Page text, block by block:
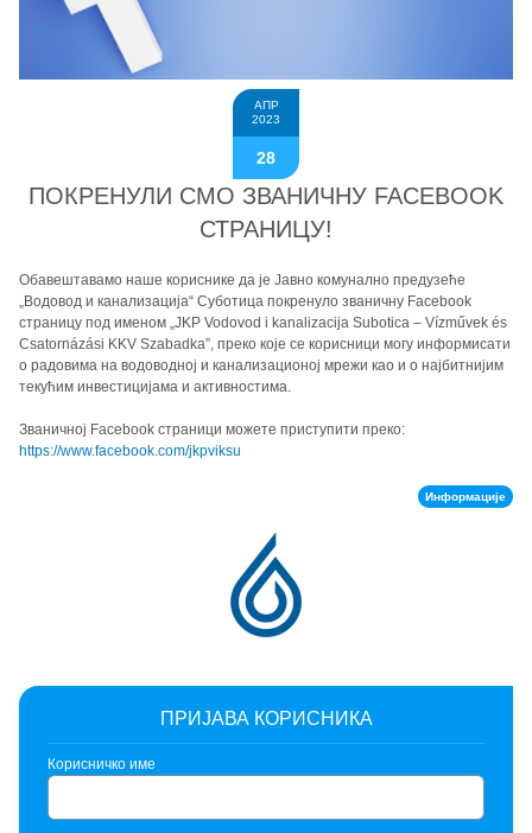
АПР
2023
28
ПОКРЕНУЛИ СМО ЗВАНИЧНУ FACEBOOK
СТРАНИЦУ!
Обавештавамо наше кориснике да је Јавно комунално предузеће
„Водовод и канализација“ Суботица покренуло званичну Facebook
страницу под именом „JKP Vodovod i kanalizacija Subotica – Vízművek és
Csatornázási KKV Szabadka”, преко које се корисници могу информисати
о радовима на водоводној и канализационој мрежи као и о најбитнијим
текућим инвестицијама и активностима.
Званичној Facebook страници можете приступити преко:
https://www.facebook.com/jkpviksu
Информације
ПРИЈАВА КОРИСНИКА
Корисничко име